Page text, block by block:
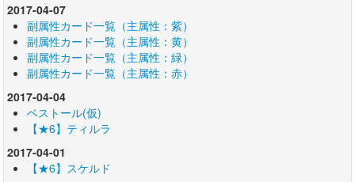
2017-04-07
副属性カード一覧（主属性：紫）
副属性カード一覧（主属性：黄）
副属性カード一覧（主属性：緑）
副属性カード一覧（主属性：赤）
2017-04-04
ベストール(仮)
【★6】ティルラ
2017-04-01
【★6】スケルド